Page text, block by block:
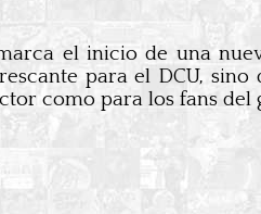
el inicio de una
para el DCU,
como para los fans del